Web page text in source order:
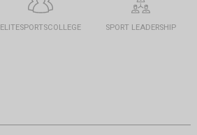
ELITESPORTSCOLLEGE SPORT LEADERSHIP